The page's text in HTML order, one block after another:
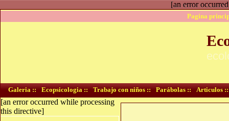
[an error
Pagina
Galeria :: Ecopsicologia :: Trabajo con niños :: Parábolas :: Articulos ::
[an error occurred while processing
this directive]